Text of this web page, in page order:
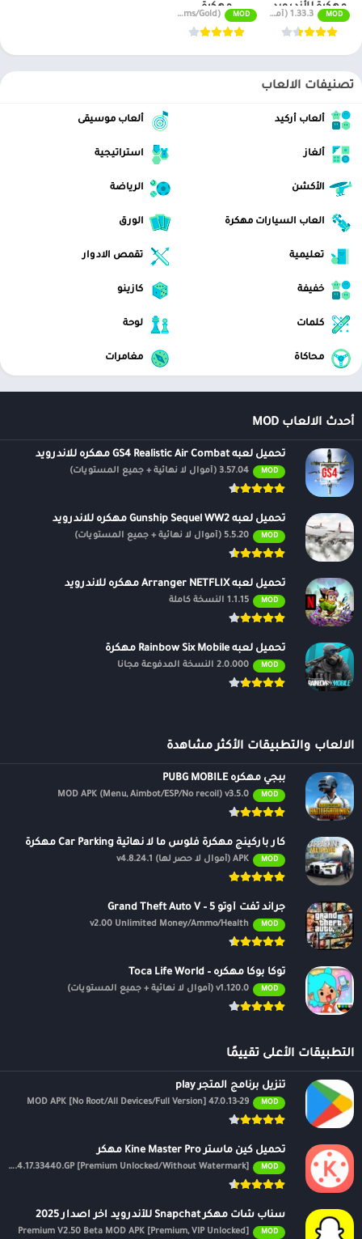
مهكرة للأندرويد
MOD 1.33.3 (أموال وأحجار كريمة غير محدودة)
مهكرة
MOD
v1.42.0 (Unlimited Gems/Gold)
تصنيفات الالعاب
ألعاب أركيد ألعاب موسيقى
ألغاز استراتيجية
الأكشن الرياضة
العاب السيارات مهكرة الورق
تعليمية تقمص الادوار
خفيفة كازينو
كلمات لوحة
محاكاة مغامرات
أحدث الالعاب MOD
تحميل لعبه GS4 Realistic Air Combat مهكره للاندرويد
MOD 3.57.04 (أموال لا نهائية + جميع المستويات)
تحميل لعبه Gunship Sequel WW2 مهكره للاندرويد
MOD 5.5.20 (أموال لا نهائية + جميع المستويات)
تحميل لعبه Arranger NETFLIX مهكره للاندرويد
MOD 1.1.15 النسخة كاملة
تحميل لعبه Rainbow Six Mobile مهكرة
MOD 2.0.000 النسخة المدفوعة مجانًا
الالعاب والتطبيقات الأكثر مشاهدة
ببجي مهكره PUBG MOBILE
MOD
MOD APK (Menu, Aimbot/ESP/No recoil) v3.5.0
كار باركينج مهكرة فلوس ما لا نهائية Car Parking مهكرة
MOD APK (أموال لا حصر لها) v4.8.24.1
جراند ثفت أوتو 5 – Grand Theft Auto V
MOD
v2.00 Unlimited Money/Ammo/Health
توكا بوكا مهكره – Toca Life World
MOD v1.120.0 (أموال لا نهائية + جميع المستويات)
التطبيقات الأعلى تقييمًا
تنزيل برنامج المتجر play
MOD
47.0.13-29 MOD APK [No Root/All Devices/Full Version]
تحميل كين ماستر Kine Master Pro مهكر
MOD
APK v7.4.17.33440.GP [Premium Unlocked/Without Watermark]
سناب شات مهكر Snapchat للأندرويد اخر اصدار 2025
MOD
Premium V2.50 Beta MOD APK [Premium, VIP Unlocked]